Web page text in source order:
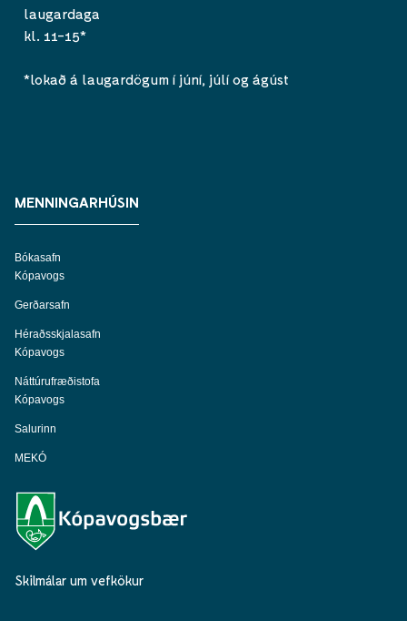
laugardaga
kl. 11-15*
*lokað á laugardögum í júní, júlí og ágúst
MENNINGARHÚSIN
Bókasafn
Kópavogs
Gerðarsafn
Héraðsskjalasafn
Kópavogs
Náttúrufræðistofa
Kópavogs
Salurinn
MEKÓ
Skilmálar um vefkökur